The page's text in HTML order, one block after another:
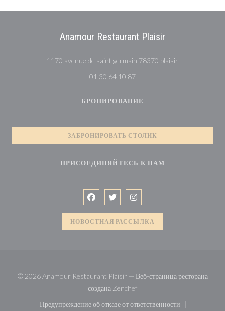
Anamour Restaurant Plaisir
1170 avenue de saint germain 78370 plaisir
01 30 64 10 87
БРОНИРОВАНИЕ
ЗАБРОНИРОВАТЬ СТОЛИК
ПРИСОЕДИНЯЙТЕСЬ К НАМ
Facebook ((открывается в новом
Twitter ((открывается в новом
Instagram ((открывается в
НОВОСТНАЯ РАССЫЛКА
© 2026 Anamour Restaurant Plaisir — Веб-страница ресторана
создана Zenchef((открывается в новом окне))
Предупреждение об отказе от ответственности